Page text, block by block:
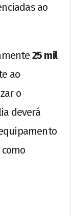
ao
25 mil
ao
o
deverá